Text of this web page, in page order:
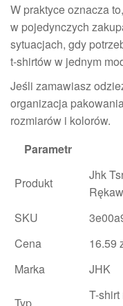
W praktyce oznacza
w pojedynczych
sytuacjach, gdy
t-shirtów w jednym
Jeśli zamawiasz
organizacja
rozmiarów i kolorów.
Parametr
Produkt
Jhk
SKU
Cena
16.59
Marka
JHK
T-